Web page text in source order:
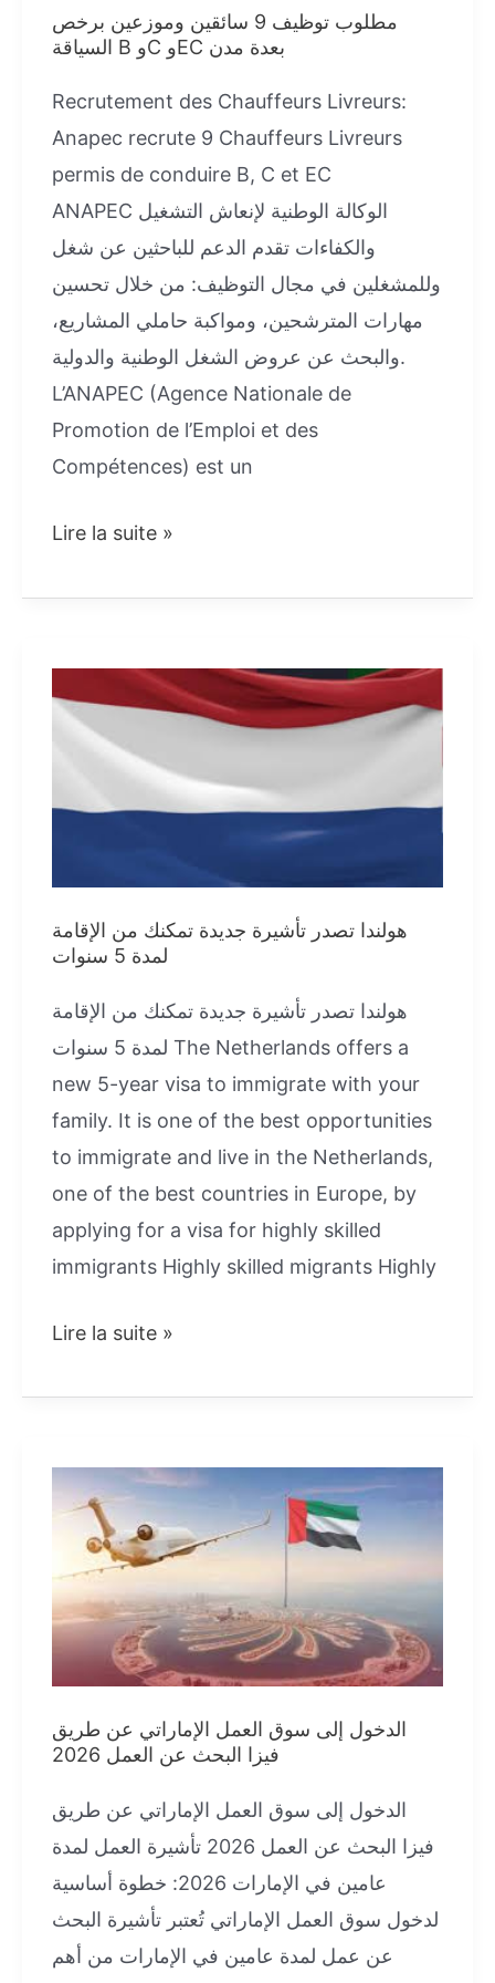
مطلوب توظيف 9 سائقين وموزعين برخص
السياقة B وC وEC بعدة مدن
Recrutement des Chauffeurs Livreurs:
Anapec recrute 9 Chauffeurs Livreurs
permis de conduire B, C et EC
ANAPEC الوكالة الوطنية لإنعاش التشغيل
والكفاءات تقدم الدعم للباحثين عن شغل
وللمشغلين في مجال التوظيف: من خلال تحسين
مهارات المترشحين، ومواكبة حاملي المشاريع،
والبحث عن عروض الشغل الوطنية والدولية.
L’ANAPEC (Agence Nationale de
Promotion de l’Emploi et des
Compétences) est un
مطلوب
9
برخص
مدن
Lire la suite »
هولندا تصدر تأشيرة جديدة تمكنك من الإقامة
لمدة 5 سنوات
هولندا تصدر تأشيرة جديدة تمكنك من الإقامة
لمدة 5 سنوات The Netherlands offers a
new 5-year visa to immigrate with your
family. It is one of the best opportunities
to immigrate and live in the Netherlands,
one of the best countries in Europe, by
applying for a visa for highly skilled
immigrants Highly skilled migrants Highly
هولندا تصدر
جديدة
من
الإقامة
لمدة
5
سنوات
Lire la suite »
الدخول إلى سوق العمل الإماراتي عن طريق
فيزا البحث عن العمل 2026
الدخول إلى سوق العمل الإماراتي عن طريق
فيزا البحث عن العمل 2026 تأشيرة العمل لمدة
عامين في الإمارات 2026: خطوة أساسية
لدخول سوق العمل الإماراتي تُعتبر تأشيرة البحث
عن عمل لمدة عامين في الإمارات من أهم